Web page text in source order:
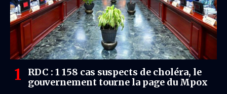
RDC : 1 158 cas suspects de choléra, le
gouvernement tourne la page du Mpox